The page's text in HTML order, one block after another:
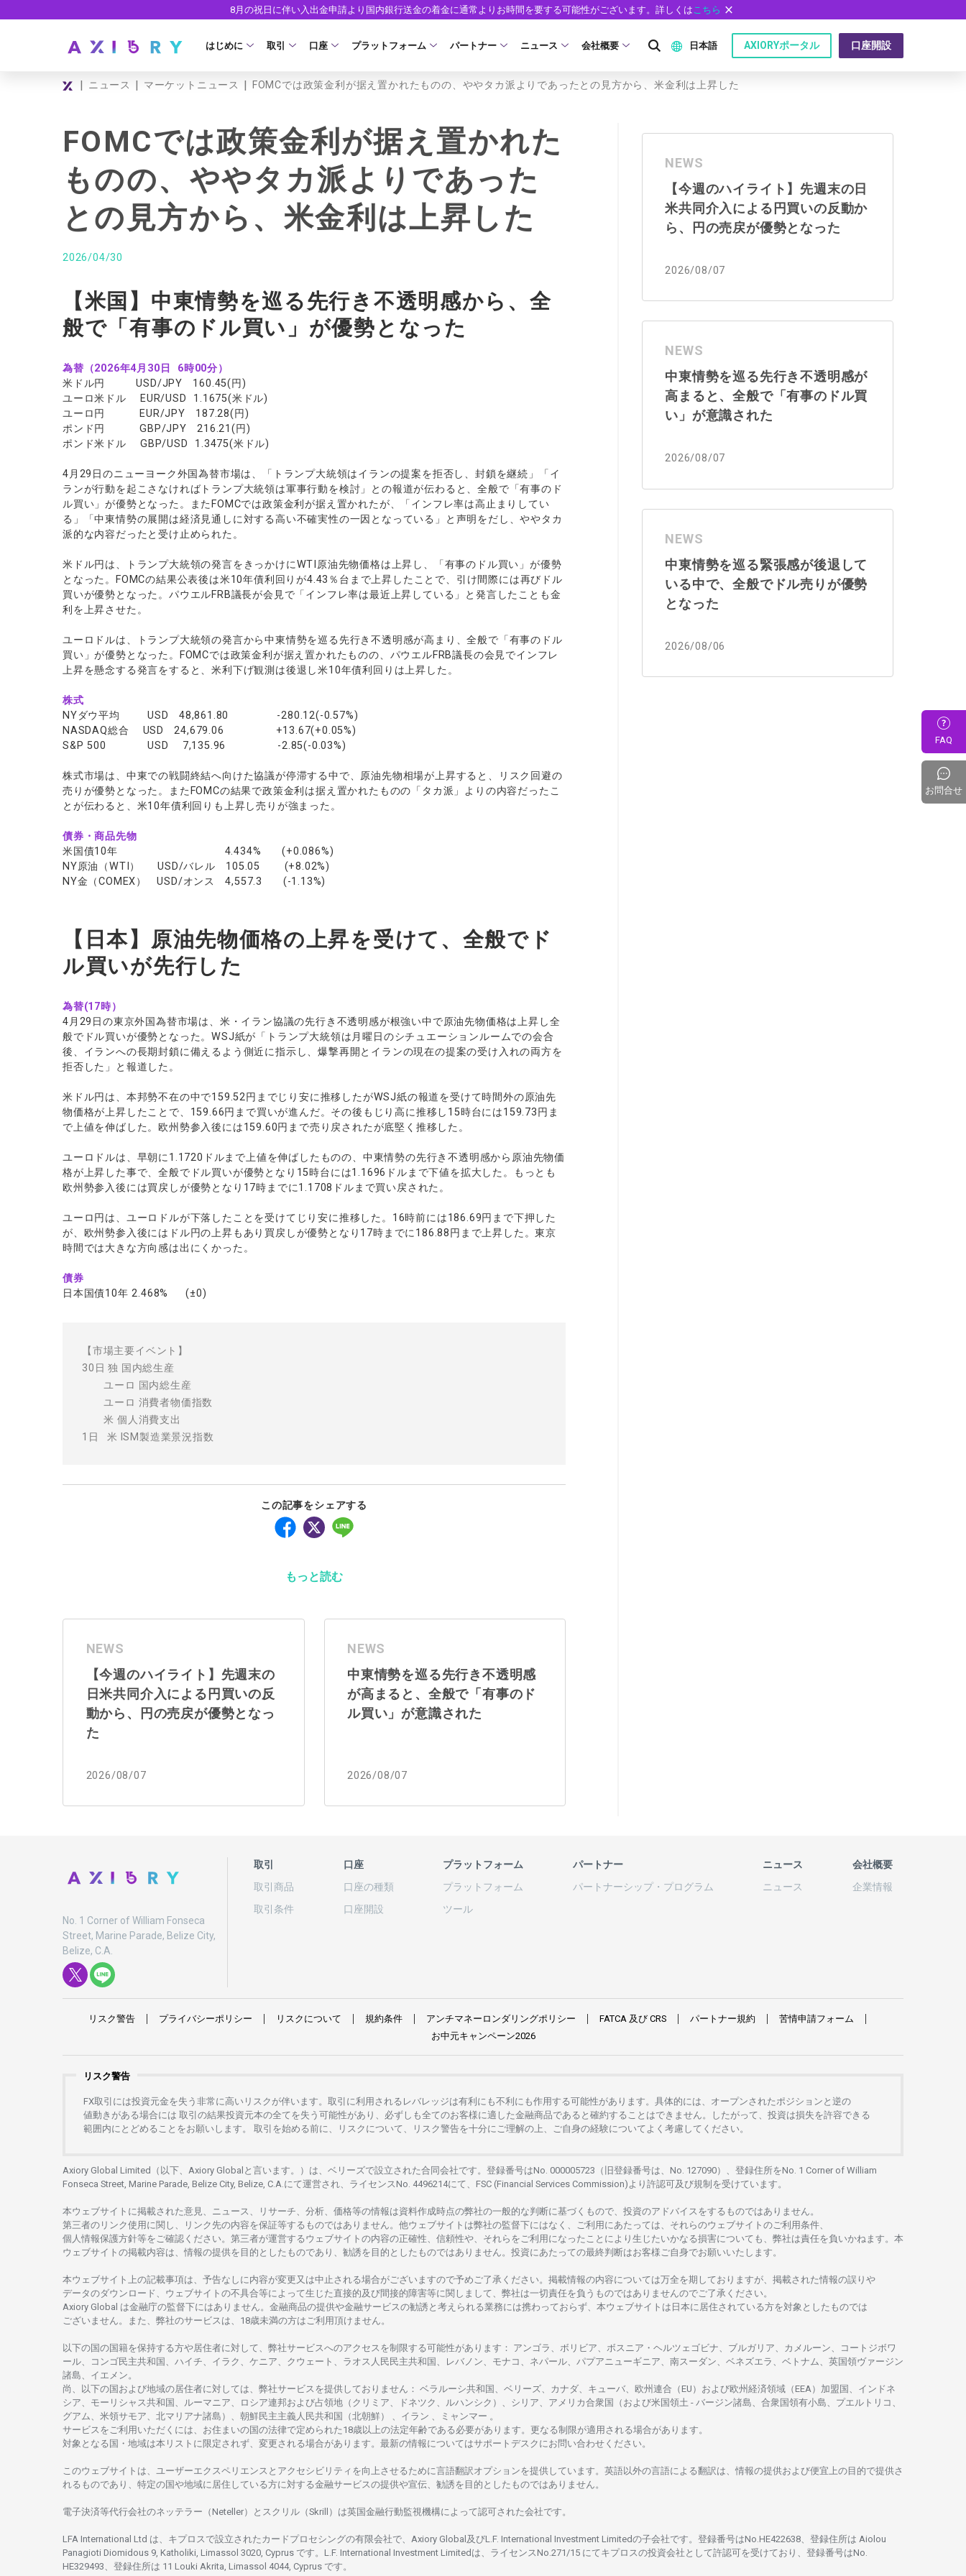
8月の祝日に伴い入出金申請より国内銀行送金の着金に通常よりお時間を要する可能性がございます。詳しくはこちら
はじめに
ライセンス
安全性
取引
FX（通貨ペア）
現物株式
ETF
株式CFD
貴金属CFD
ソフトコモディティCFD NEW
スプレッド・手数料
ゼロカットとロスカット
スワップとロールオーバー
入出金方法
取引時間
取引計算シミュレーター
口座
口座タイプ
法人のお客様
ゼロ口座
デモ口座
口座開設フォーム
必要書類
開設方法
プラットフォーム
MT5
MT4
cTrader
AXIORYアプリ
MT4/MT5 ヒストリカルデータ
EA(エキスパートアドバイザー)
カスタムインジケーター
日本時間表示インジケータ
通貨インデックス
パートナー
イントロデュース・パートナープログラム（IP）
特別・VIPプログラム
ニュース
お知らせ
マーケットニュース
コーポレートニュース
会社概要 日本語
日本語
عربى
Русский
Español
Tiếng Việt
AXIORYポータル 口座開設
| ニュース | マーケットニュース | FOMCでは政策金利が据え置かれたものの、ややタカ派よりであったとの見方から、米金利は上昇した
FOMCでは政策金利が据え置かれた
ものの、ややタカ派よりであった
との見方から、米金利は上昇した
2026/04/30
【米国】中東情勢を巡る先行き不透明感から、全
般で「有事のドル買い」が優勢となった
為替（2026年4月30日 6時00分）
米ドル円 USD/JPY 160.45(円)
ユーロ米ドル EUR/USD 1.1675(米ドル)
ユーロ円 EUR/JPY 187.28(円)
ポンド円 GBP/JPY 216.21(円)
ポンド米ドル GBP/USD 1.3475(米ドル)
4月29日のニューヨーク外国為替市場は、「トランプ大統領はイランの提案を拒否し、封鎖を継続」「イ
ランが行動を起こさなければトランプ大統領は軍事行動を検討」との報道が伝わると、全般で「有事のド
ル買い」が優勢となった。またFOMCでは政策金利が据え置かれたが、「インフレ率は高止まりしてい
る」「中東情勢の展開は経済見通しに対する高い不確実性の一因となっている」と声明をだし、ややタカ
派的な内容だったと受け止められた。
米ドル円は、トランプ大統領の発言をきっかけにWTI原油先物価格は上昇し、「有事のドル買い」が優勢
となった。FOMCの結果公表後は米10年債利回りが4.43％台まで上昇したことで、引け間際には再びドル
買いが優勢となった。パウエルFRB議長が会見で「インフレ率は最近上昇している」と発言したことも金
利を上昇させた。
ユーロドルは、トランプ大統領の発言から中東情勢を巡る先行き不透明感が高まり、全般で「有事のドル
買い」が優勢となった。FOMCでは政策金利が据え置かれたものの、パウエルFRB議長の会見でインフレ
上昇を懸念する発言をすると、米利下げ観測は後退し米10年債利回りは上昇した。
株式
NYダウ平均 USD 48,861.80 -280.12(-0.57%)
NASDAQ総合 USD 24,679.06 +13.67(+0.05%)
S&P 500 USD 7,135.96 -2.85(-0.03%)
株式市場は、中東での戦闘終結へ向けた協議が停滞する中で、原油先物相場が上昇すると、リスク回避の
売りが優勢となった。またFOMCの結果で政策金利は据え置かれたものの「タカ派」よりの内容だったこ
とが伝わると、米10年債利回りも上昇し売りが強まった。
債券・商品先物
米国債10年 4.434% (+0.086%)
NY原油（WTI） USD/バレル 105.05 (+8.02%)
NY金（COMEX） USD/オンス 4,557.3 (-1.13%)
【日本】原油先物価格の上昇を受けて、全般でド
ル買いが先行した
為替(17時）
4月29日の東京外国為替市場は、米・イラン協議の先行き不透明感が根強い中で原油先物価格は上昇し全
般でドル買いが優勢となった。WSJ紙が「トランプ大統領は月曜日のシチュエーションルームでの会合
後、イランへの長期封鎖に備えるよう側近に指示し、爆撃再開とイランの現在の提案の受け入れの両方を
拒否した」と報道した。
米ドル円は、本邦勢不在の中で159.52円までじり安に推移したがWSJ紙の報道を受けて時間外の原油先
物価格が上昇したことで、159.66円まで買いが進んだ。その後もじり高に推移し15時台には159.73円ま
で上値を伸ばした。欧州勢参入後には159.60円まで売り戻されたが底堅く推移した。
ユーロドルは、早朝に1.1720ドルまで上値を伸ばしたものの、中東情勢の先行き不透明感から原油先物価
格が上昇した事で、全般でドル買いが優勢となり15時台には1.1696ドルまで下値を拡大した。もっとも
欧州勢参入後には買戻しが優勢となり17時までに1.1708ドルまで買い戻された。
ユーロ円は、ユーロドルが下落したことを受けてじり安に推移した。16時前には186.69円まで下押した
が、欧州勢参入後にはドル円の上昇もあり買戻しが優勢となり17時までに186.88円まで上昇した。東京
時間では大きな方向感は出にくかった。
債券
日本国債10年 2.468% (±0)
【市場主要イベント】
30日 独 国内総生産
ユーロ 国内総生産
ユーロ 消費者物価指数
米 個人消費支出
1日 米 ISM製造業景況指数
この記事をシェアする
もっと読む
NEWS
【今週のハイライト】先週末の
日米共同介入による円買いの反
動から、円の売戻が優勢となっ
た
2026/08/07
NEWS
中東情勢を巡る先行き不透明感
が高まると、全般で「有事のド
ル買い」が意識された
2026/08/07
NEWS
【今週のハイライト】先週末の日
米共同介入による円買いの反動か
ら、円の売戻が優勢となった
2026/08/07
NEWS
中東情勢を巡る先行き不透明感が
高まると、全般で「有事のドル買
い」が意識された
2026/08/07
NEWS
中東情勢を巡る緊張感が後退して
いる中で、全般でドル売りが優勢
となった
2026/08/06
No. 1 Corner of William Fonseca
Street, Marine Parade, Belize City,
Belize, C.A.
取引
取引商品
取引条件
口座
口座の種類
口座開設
プラットフォーム
プラットフォーム
ツール
パートナー
パートナーシップ・ プログラム
ニュース
ニュース
会社概要
企業情報
リスク警告 プライバシーポリシー リスクについて 規約条件 アンチマネーロンダリングポリシー FATCA 及び CRS パートナー規約 苦情申請フォーム
お中元キャンペーン2026
リスク警告
FX取引には投資元金を失う 非常に高い リスクが伴います。 取引に利用さ れる レバレッジは有利にも不利にも作用する可能性があります。 具体的には、 オープンさ れた ポジションと 逆の
値動きがある場合には 取引の結果投資元本の全てを失う 可能性があり、 必ずしも全てのお客様に適した金融商品であると 確約することはできません。したがって、 投資は損失を許容できる
範囲内にとどめることをお願いします 。 取引を始める前に、リスクについて、 リスク警告を十分に ご理解の 上、 ご自身の経験について よく 考慮してください。
Axiory Global Limited（以下、Axiory Globalと言います。）は、 ベリーズで設立さ れた合同会社です。 登録番号はNo. 000005723（旧登録番号は、No. 127090）、 登録住所をNo. 1 Corner of William
Fonseca Street, Marine Parade, Belize City, Belize, C.A.にて運営さ れ、 ライセンスNo. 4496214にて、FSC (Financial Services Commission)より 許認可及び規制を受けています。
本ウェブサイトに掲載さ れた意見、ニュース、リサーチ、分析、 価格等の情報は資料作成時点の弊社の一般的な判断に基づくもので、 投資のアドバイスをするものではありません。
第三者の リンク使用に関し、 リンク先の内容を保証等するものではありません。 他ウェブサイトは弊社の監督下にはな く、 ご利用に あたっては、 それらのウェブサイトの ご利用条件、
個人情報保護方針等を ご確認ください。 第三者が運営するウェブサイトの内容の正確性、信頼性や、それらをご利用になったことにより 生じたいかなる損害についても、 弊社は責任を負いかね ます。 本
ウェブサイトの掲載内容は、 情報の提供を 目的としたものであり、 勧誘を 目的としたものではありません。 投資に あたっての最終判断はお客様ご自身でお願いいたします。
本ウェブサイト 上の記載事項は、 予告なしに 内容が変更又は中止さ れる場合がございますので予めご了承ください。 掲載情報の内容については万全を期しておりますが、 掲載さ れた情報の誤りや
データのダウンロード、 ウェブサイトの不具合等に よって生じた 直接的及び間接的障害等に関し まして、 弊社は一切責任を負うものではありませんのでご了承ください。
Axiory Global は金融庁の監督下にはありません。 金融商品の提供や金融サービスの勧誘と 考えられる業務には携わっておらず、 本ウェブサイトは 日本に 居住さ れている方を対象としたものでは
ございません。
また、 弊社のサービスは、18歳未満の方は ご利用頂けません 。
以下の国の国籍を保持する方や居住者に対して、 弊社サービスへのアクセスを制限する可能性があります ： アンゴラ、ボリビア、 ボスニア ・ ヘルツェゴビナ、ブルガリア、カメルーン、コートジボワ
ール、
コンゴ民主共和国、ハイチ、イラク、ケニア、クウェート、 ラオス 人民民主共和国、レバノン、モナコ、ネパール、パプアニューギニア、 南スーダン、ベネズエラ、ベトナム、 英国領ヴァージン
諸島、 イエメン。
尚、 以下の国および地域の居住者に対しては、 弊社サービスを提供しておりません ： ベラルーシ共和国、ベリーズ、カナダ、キューバ、 欧州連合 （EU） および欧州経済領域 （EEA）加盟国、インドネ
シア、 モーリシャス共和国、ルーマニア、 ロシア連邦および占領地 （クリミア、ドネツク、ルハンシク）、シリア、 アメリカ合衆国 （および米国領土 - バージン諸島、合衆国領有小島、プエルトリコ、
グアム、 米領サモア、 北マリアナ諸島）、 朝鮮民主主義人民共和国 （北朝鮮） 、イラン 、ミャンマー 。
サービスを ご利用いただくには、お住まいの国の法律で定められた 18歳以上の法定年齢である必要があります。 更なる制限が適用さ れる場合があります。
対象となる国 ・ 地域は本 リストに限定さ れず、 変更さ れる場合があります。 最新の情報についてはサポートデスクに お問い合わせくださ い。
このウェブサイトは、 ユーザーエクスペリエンスと アクセシビリティを向上さ せるために言語翻訳オプションを提供しています。 英語以外の言語に よる翻訳は、 情報の提供および便宜上の目的で提供さ
れるものであり、 特定の国や地域に 居住している方に対する金融サービスの提供や宣伝、 勧誘を 目的としたものではありません。
電子決済等代行会社のネッテラー （Neteller）と スクリル （Skrill）は英国金融行動監視機構に よって認可さ れた会社です。
LFA International Ltd は、 キプロスで設立さ れた カードプロセシングの有限会社で、Axiory Global及びL.F. International Investment Limitedの子会社です。 登録番号はNo.HE422638、 登録住所は Aiolou
Panagioti Diomidous 9, Katholiki, Limassol 3020, Cyprus です。L.F. International Investment Limitedは、 ライセンスNo.271/15 にてキプロスの投資会社として許認可を受けており、 登録番号はNo.
HE329493、 登録住所は 11 Louki Akrita, Limassol 4044, Cyprus です。
FAQ
お問合せ